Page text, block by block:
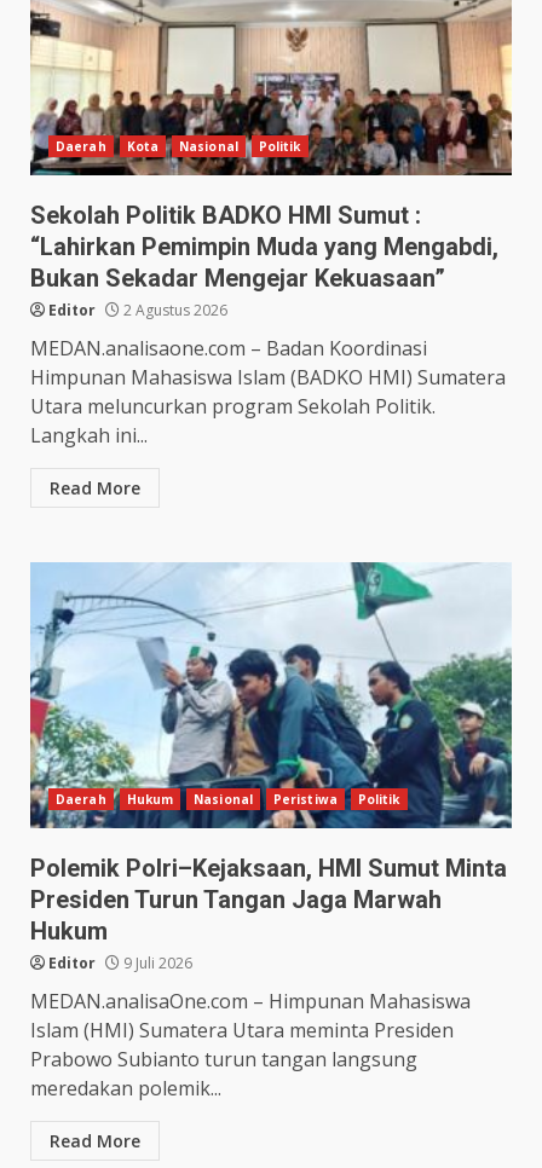
Daerah Kota Nasional Politik
Sekolah Politik BADKO HMI Sumut :
“Lahirkan Pemimpin Muda yang Mengabdi,
Bukan Sekadar Mengejar Kekuasaan”
Editor 2 Agustus 2026
MEDAN.analisaone.com – Badan Koordinasi
Himpunan Mahasiswa Islam (BADKO HMI) Sumatera
Utara meluncurkan program Sekolah Politik.
Langkah ini...
Read More
Daerah Hukum Nasional Peristiwa Politik
Polemik Polri–Kejaksaan, HMI Sumut Minta
Presiden Turun Tangan Jaga Marwah
Hukum
Editor 9 Juli 2026
MEDAN.analisaOne.com – Himpunan Mahasiswa
Islam (HMI) Sumatera Utara meminta Presiden
Prabowo Subianto turun tangan langsung
meredakan polemik...
Read More